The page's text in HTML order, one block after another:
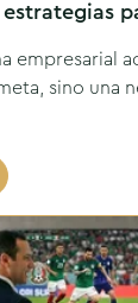
empresarial
sino una